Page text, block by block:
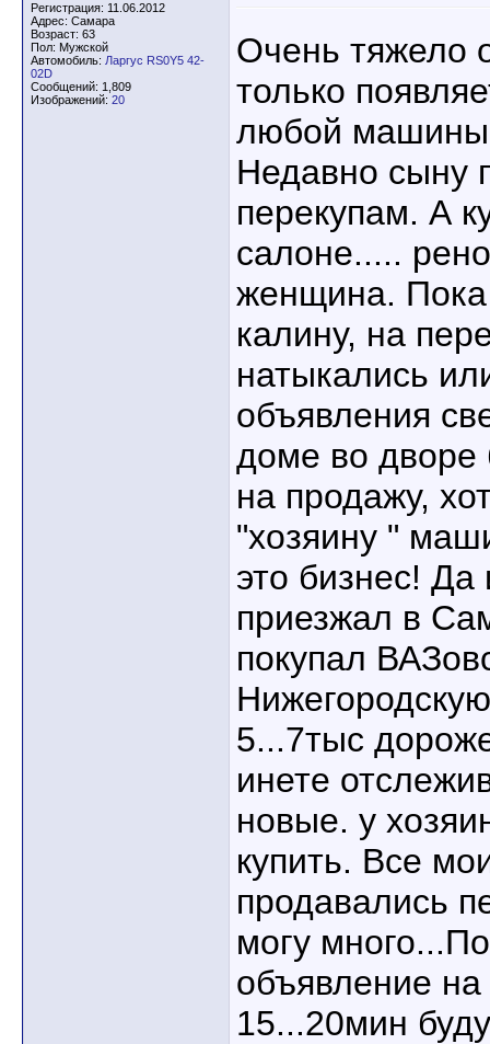
Регистрация: 11.06.2012
Адрес: Самара
Возраст: 63
Пол: Мужской
Автомобиль: Ларгус RS0Y5 42-
02D
Сообщений: 1,809
Изображений: 20
Очень тяжело
только
любой машины,
Недавно сыну
перекупам. А
салоне.....
женщина. Пока
калину, на
натыкались
объявления
доме во
на продажу,
"хозяину "
это бизнес! Да
приезжал в
покупал
5...7тыс
инете
новые. у
купить. Все
продавались
могу
объявление
15...20мин